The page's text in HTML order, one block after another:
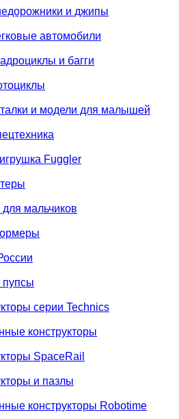
и джипы
автомобили
и багги
и модели для малышей
Fuggler
мальчиков
пупсы
серии Technics
конструкторы
SpaceRail
и пазлы
конструкторы Robotime